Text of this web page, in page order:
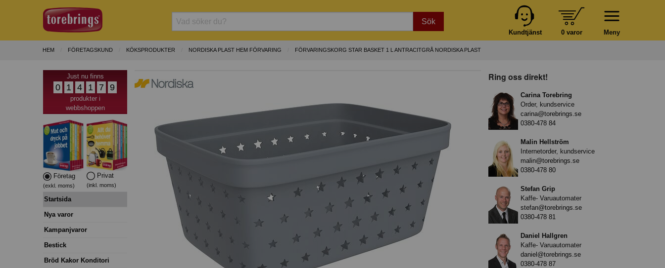
Sök
Meny
0 varor
Kundtjänst
HEM FÖRETAGSKUND KÖKSPRODUKTER NORDISKA PLAST HEM FÖRVARING FÖRVARINGSKORG STAR BASKET 1 L ANTRACITGRÅ NORDISKA PLAST
Just nu finns
0 1 4 1 7 9
produkter i
webbshoppen
Företag
(exkl. moms)
Privat
(inkl. moms)
Startsida
Nya varor
Kampanjvaror
Bestick
Bröd Kakor Konditori
Ring oss direkt!
Carina Torebring
Order, kundservice
carina@torebrings.se
0380-478 84
Malin Hellström
Internetorder, kundservice
malin@torebrings.se
0380-478 80
Stefan Grip
Kaffe- Varuautomater
stefan@torebrings.se
0380-478 81
Daniel Hallgren
Kaffe- Varuautomater
daniel@torebrings.se
0380-478 87